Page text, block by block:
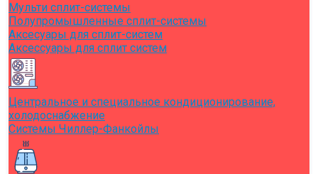
Мульти сплит-системы
Полупромышленные сплит-системы
Аксесуары для сплит-систем
Аксессуары для сплит систем
Центральное и специальное кондиционирование,
холодоснабжение
Системы Чиллер-Фанкойлы